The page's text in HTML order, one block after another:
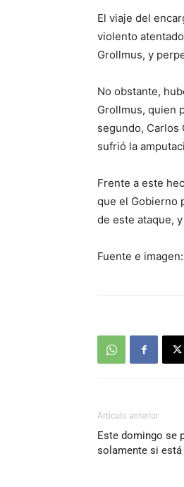
El viaje del
violento
Grollmus, y
No obstante,
Grollmus, quien
segundo, Carlos
sufrió la
Frente a este
que el Gobierno
de este ataque,
Fuente e
Artículo anterior
Este domingo se
solamente si está